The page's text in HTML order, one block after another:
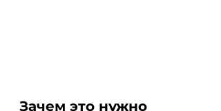
Зачем это нужно